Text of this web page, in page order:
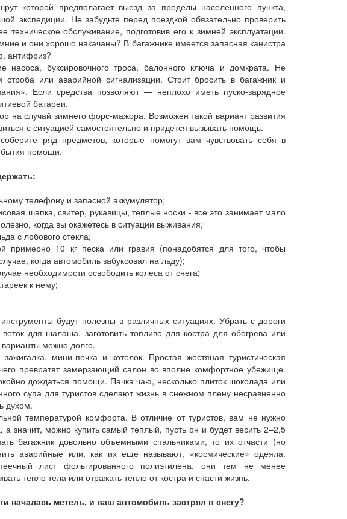
которой предполагает выезд за пределы населенного пункта,
экспедиции. Не забудьте перед поездкой обязательно проверить
обслуживание, подготовив его к зимней эксплуатации.
и они хорошо накачаны? В багажнике имеется запасная канистра
антифриз?
насоса, буксировочного троса, балонного ключа и домкрата. Не
или аварийной сигнализации. Стоит бросить в багажник и
Если средства позволяют — неплохо иметь пуско-зарядное
батареи.
на случай зимнего форс-мажора. Возможен такой вариант развития
с ситуацией самостоятельно и придется вызывать помощь.
ряд предметов, которые помогут вам чувствовать себя в
помощи.
телефону и запасной аккумулятор;
шапка, свитер, рукавицы, теплые носки - все это занимает мало
когда вы окажетесь в ситуации выживания;
с лобового стекла;
примерно 10 кг песка или гравия (понадобятся для того, чтобы
когда автомобиль забуксовал на льду);
необходимости освободить колеса от снега;
к нему;
будут полезны в различных ситуациях. Убрать с дороги
для шалаша, заготовить топливо для костра для обогрева или
можно долго.
зажигалка, мини-печка и котелок. Простая жестяная туристическая
превратят замерзающий салон во вполне комфортное убежище.
дождаться помощи. Пачка чаю, несколько плиток шоколада или
супа для туристов сделают жизнь в снежном плену несравненно
духом.
температурой комфорта. В отличие от туристов, вам не нужно
а значит, можно купить самый теплый, пусть он и будет весить 2–2,5
багажник довольно объемными спальниками, то их отчасти (но
аварийные или, как их еще называют, «космические» одеяла.
лист фольгированного полиэтилена, они тем не менее
тепло тела или отражать тепло от костра и спасти жизнь.
началась метель, и ваш автомобиль застрял в снегу?